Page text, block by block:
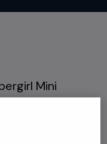
Mini